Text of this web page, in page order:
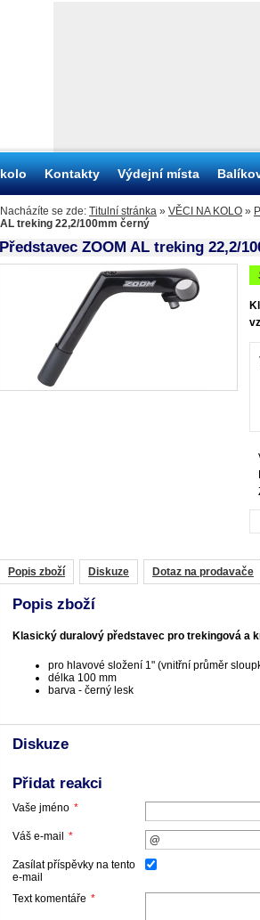
Nacházíte se zde: Titulní stránka » VĚCI NA KOLO »
AL treking 22,2/100mm černý
Představec ZOOM AL treking 22,2/
Popis zboží Diskuze Dotaz na prodavače
Popis zboží
Klasický duralový představec pro trekingová a
pro hlavové složení 1" (vnitřní průměr
délka 100 mm
barva - černý lesk
Diskuze
Přidat reakci
Vaše jméno *
Váš e-mail *
Zasílat příspěvky na tento
e-mail
Text komentáře *
Kontakty Výdejní místa